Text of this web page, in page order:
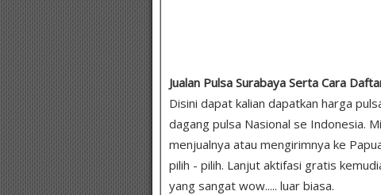
Jualan Pulsa Surabaya Serta Cara
Disini dapat kalian dapatkan harga
dagang pulsa Nasional se Indonesia.
menjualnya atau mengirimnya ke
pilih - pilih. Lanjut aktifasi gratis
yang sangat wow..... luar biasa.